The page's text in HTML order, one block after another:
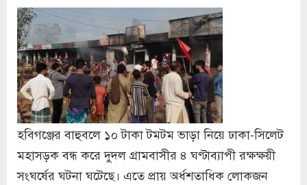
হবিগঞ্জের বাহুবলে ১০ টাকা টমটম ভাড়া নিয়ে ঢাকা-সিলেট
মহাসড়ক বন্ধ করে দুদল গ্রামবাসীর ৪ ঘণ্টাব্যাপী রক্ষক্ষয়ী
সংঘর্ষের ঘটনা ঘটেছে। এতে প্রায় অর্ধশতাধিক লোকজন